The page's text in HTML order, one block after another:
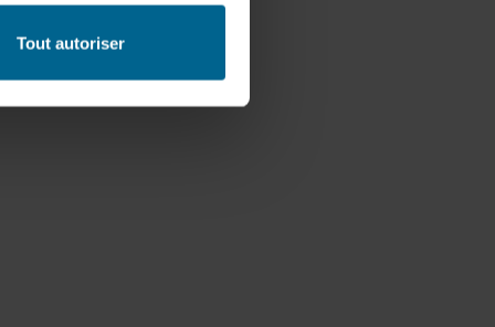
que ce transfert est
partenaires et la durée
fins nos sites web
sur l’icône de cookie
Tout autoriser